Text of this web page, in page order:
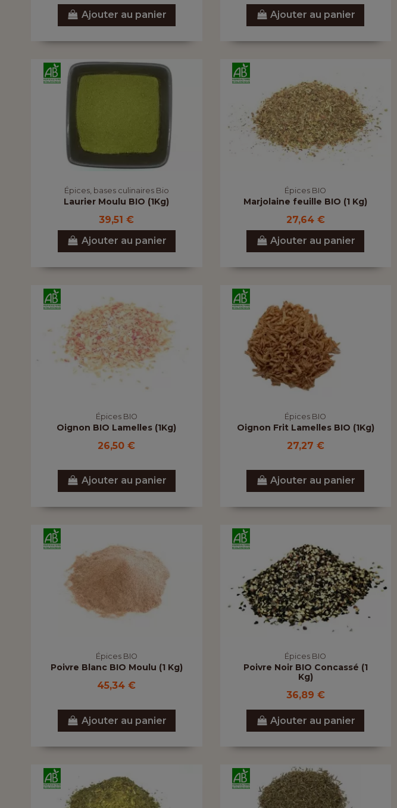
Ajouter au panier Ajouter au panier
Épices, bases culinaires Bio
Laurier Moulu BIO (1Kg)
39,51 €
Ajouter au panier
Épices BIO
Marjolaine feuille BIO (1 Kg)
27,64 €
Ajouter au panier
Épices BIO
Oignon BIO Lamelles (1Kg)
26,50 €
Ajouter au panier
Épices BIO
Oignon Frit Lamelles BIO (1Kg)
27,27 €
Ajouter au panier
Épices BIO
Poivre Blanc BIO Moulu (1 Kg)
45,34 €
Ajouter au panier
Épices BIO
Poivre Noir BIO Concassé (1
Kg)
36,89 €
Ajouter au panier